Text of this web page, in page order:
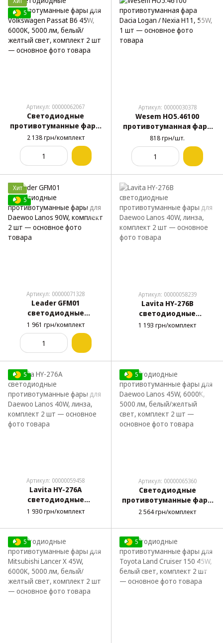
5
Артикул: 00000062067
Светодиодные
противотуманные фары
для Volkswagen Passat B6
45W, 6000K, 5000 лм,
белый/желтый свет,
комплект 2 шт
2 138 грн/комплект
Артикул: 00000030378
Wesem HO5.46100
противотуманная фара
Dacia Logan / Nexia H11,
55W, 1 шт
818 грн/шт.
Хит
5
Артикул: 00000071328
Leader GFM01
светодиодные
противотуманные фары
для Daewoo Lanos 90W,
комплект 2 шт
1 961 грн/комплект
Артикул: 00000058239
Lavita HY-276B
светодиодные
противотуманные фары
1 193 грн/комплект
5
Артикул: 00000059458
Lavita HY-276A
светодиодные
противотуманные фары
линза, комплект 2 шт
1 930 грн/комплект
5
Артикул: 00000065360
Светодиодные
противотуманные фары
для Daewoo Lanos 45W,
желтый свет, комплект 2
шт
2 564 грн/комплект
5 5